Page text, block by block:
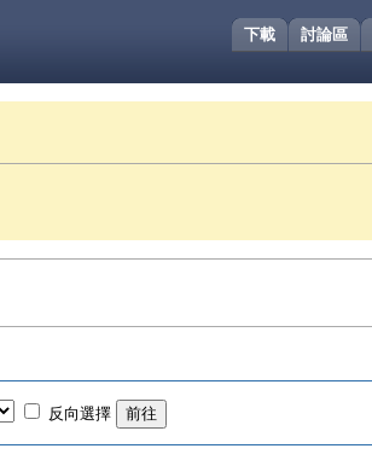
討論區
下載
反向選擇